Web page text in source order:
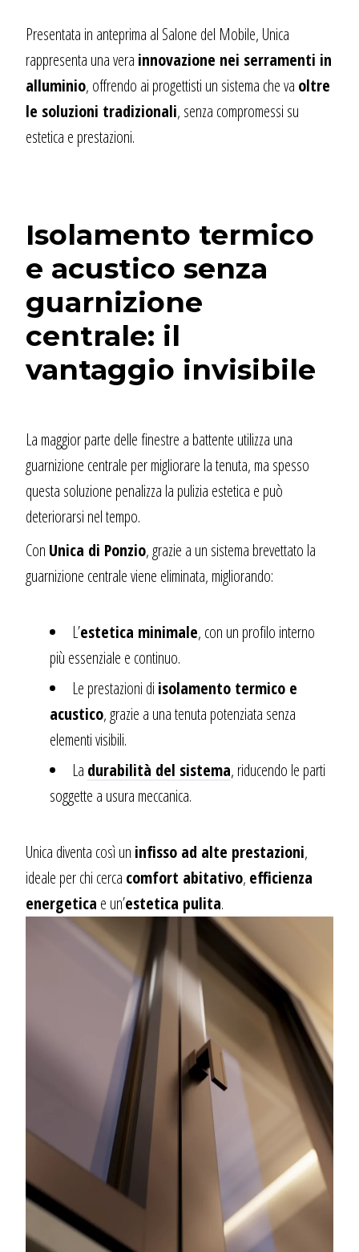
Presentata in anteprima al Salone del Mobile, Unica
rappresenta una vera innovazione nei serramenti in
alluminio, offrendo ai progettisti un sistema che va oltre
le soluzioni tradizionali, senza compromessi su
estetica e prestazioni.
Isolamento termico
e acustico senza
guarnizione
centrale: il
vantaggio invisibile
La maggior parte delle finestre a battente utilizza una
guarnizione centrale per migliorare la tenuta, ma spesso
questa soluzione penalizza la pulizia estetica e può
deteriorarsi nel tempo.
Con Unica di Ponzio, grazie a un sistema brevettato la
guarnizione centrale viene eliminata, migliorando:
L’estetica minimale, con un profilo interno
più essenziale e continuo.
Le prestazioni di isolamento termico e
acustico, grazie a una tenuta potenziata senza
elementi visibili.
La durabilità del sistema, riducendo le parti
soggette a usura meccanica.
Unica diventa così un infisso ad alte prestazioni,
ideale per chi cerca comfort abitativo, efficienza
energetica e un’estetica pulita.